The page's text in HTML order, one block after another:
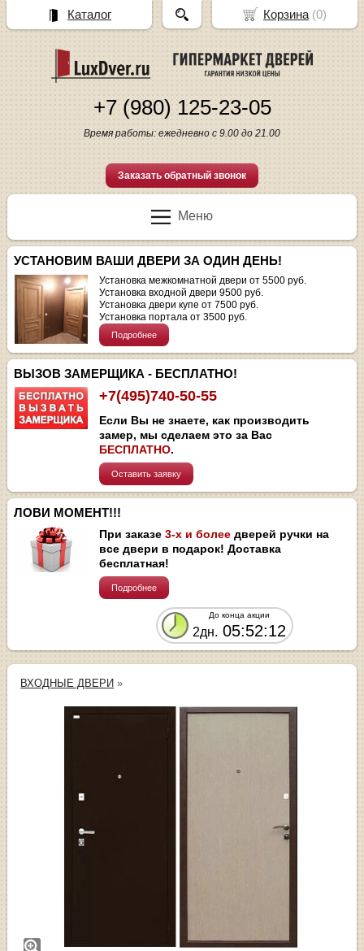
+7 (980) 125-23-05
Время работы: ежедневно с 9.00 до 21.00
Заказать обратный звонок
Меню
УСТАНОВИМ ВАШИ ДВЕРИ ЗА ОДИН ДЕНЬ!
Установка межкомнатной двери от 5500 руб.
Установка входной двери 9500 руб.
Установка двери купе от 7500 руб.
Установка портала от 3500 руб.
Подробнее
ВЫЗОВ ЗАМЕРЩИКА - БЕСПЛАТНО!
+7(495)740-50-55
Если Вы не знаете, как производить
замер, мы сделаем это за Вас
БЕСПЛАТНО.
Оставить заявку
ЛОВИ МОМЕНТ!!!
При заказе3-х и более дверей ручки на
все двери в подарок! Доставка
бесплатная!
Подробнее
До конца акции
2дн. 05:52:12
ВХОДНЫЕ ДВЕРИ »
Корзина(0)
Каталог